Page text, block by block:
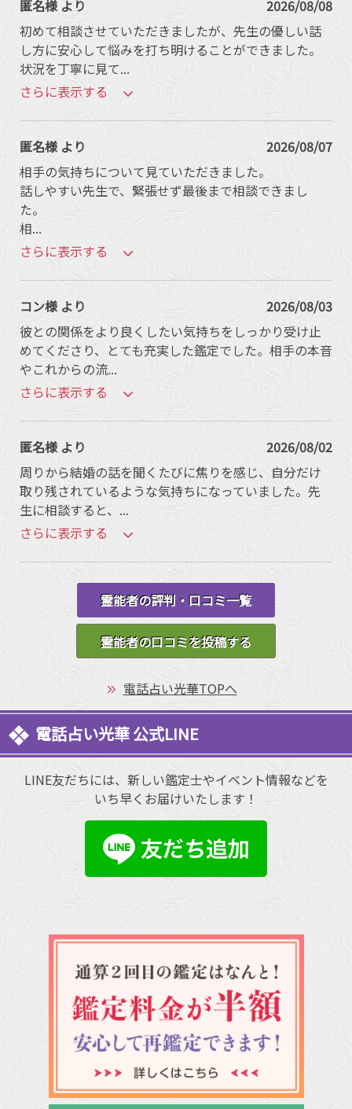
匿名様 より
2026/08/08
初めて相談させていただきましたが、先生の優しい話
し方に安心して悩みを打ち明けることができました。
状況を丁寧に見て...
さらに表示する
匿名様 より
2026/08/07
相手の気持ちについて見ていただきました。
話しやすい先生で、緊張せず最後まで相談できまし
た。
相...
さらに表示する
コン様 より
2026/08/03
彼との関係をより良くしたい気持ちをしっかり受け止
めてくださり、とても充実した鑑定でした。相手の本音
やこれからの流...
さらに表示する
匿名様 より
2026/08/02
周りから結婚の話を聞くたびに焦りを感じ、自分だけ
取り残されているような気持ちになっていました。先
生に相談すると、 ...
さらに表示する
霊能者の評判・口コミ一覧
霊能者の口コミを投稿する
電話占い光華TOPへ
電話占い光華 公式LINE
LINE友だちには、新しい鑑定士やイベント情報などを
いち早くお届けいたします！